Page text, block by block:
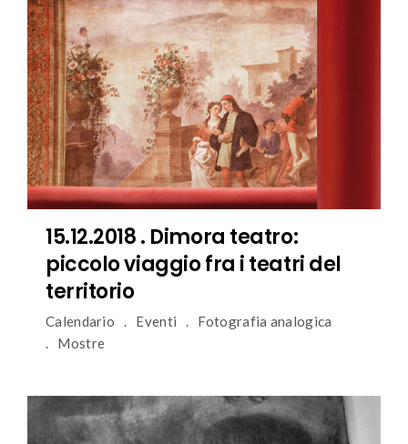
15.12.2018 . Dimora teatro:
piccolo viaggio fra i teatri del
territorio
Calendario Eventi
Fotografia analogica
Mostre